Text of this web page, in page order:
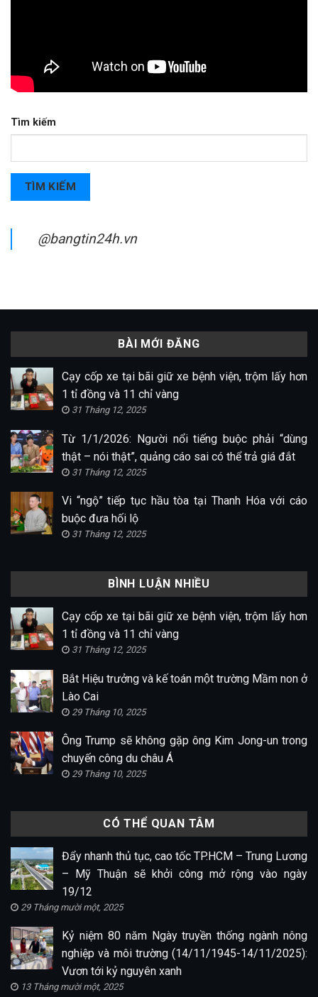
Tìm kiếm
TÌM KIẾM
@bangtin24h.vn
BÀI MỚI ĐĂNG
Cạy cốp xe tại bãi giữ xe bệnh viện, trộm lấy hơn
1 tỉ đồng và 11 chỉ vàng
31 Tháng 12, 2025
Từ 1/1/2026: Người nổi tiếng buộc phải “dùng
thật – nói thật”, quảng cáo sai có thể trả giá đắt
31 Tháng 12, 2025
Vi “ngộ” tiếp tục hầu tòa tại Thanh Hóa với cáo
buộc đưa hối lộ
31 Tháng 12, 2025
BÌNH LUẬN NHIỀU
Cạy cốp xe tại bãi giữ xe bệnh viện, trộm lấy hơn
1 tỉ đồng và 11 chỉ vàng
31 Tháng 12, 2025
Bắt Hiệu trưởng và kế toán một trường Mầm non ở
Lào Cai
29 Tháng 10, 2025
Ông Trump sẽ không gặp ông Kim Jong-un trong
chuyến công du châu Á
29 Tháng 10, 2025
CÓ THỂ QUAN TÂM
Đẩy nhanh thủ tục, cao tốc TP.HCM – Trung Lương
– Mỹ Thuận sẽ khởi công mở rộng vào ngày
19/12
29 Tháng mười một, 2025
Kỷ niệm 80 năm Ngày truyền thống ngành nông
nghiệp và môi trường (14/11/1945-14/11/2025):
Vươn tới kỷ nguyên xanh
13 Tháng mười một, 2025